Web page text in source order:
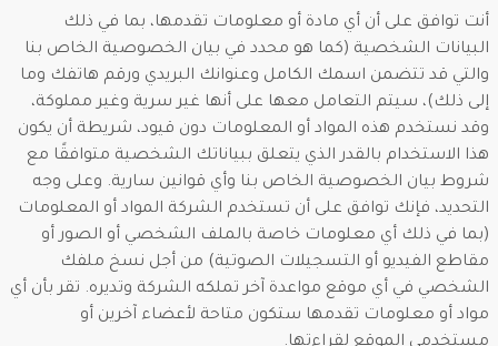
أنت توافق على أن أي مادة أو معلومات تقدمها، بما في ذلك
البيانات الشخصية (كما هو محدد في بيان الخصوصية الخاص بنا
والتي قد تتضمن اسمك الكامل وعنوانك البريدي ورقم هاتفك وما
إلى ذلك)، سيتم التعامل معها على أنها غير سرية وغير مملوكة،
وقد نستخدم هذه المواد أو المعلومات دون قيود، شريطة أن يكون
هذا الاستخدام بالقدر الذي يتعلق ببياناتك الشخصية متوافقًا مع
شروط بيان الخصوصية الخاص بنا وأي قوانين سارية. وعلى وجه
التحديد، فإنك توافق على أن تستخدم الشركة المواد أو المعلومات
(بما في ذلك أي معلومات خاصة بالملف الشخصي أو الصور أو
مقاطع الفيديو أو التسجيلات الصوتية) من أجل نسخ ملفك
الشخصي في أي موقع مواعدة آخر تملكه الشركة وتديره. تقر بأن أي
مواد أو معلومات تقدمها ستكون متاحة لأعضاء آخرين أو